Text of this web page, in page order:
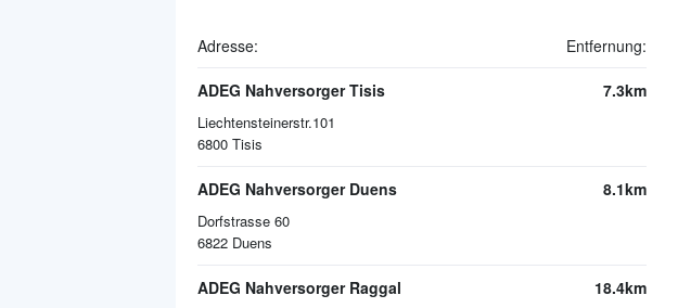
Adresse: Entfernung:
ADEG Nahversorger Tisis
Liechtensteinerstr.101
6800 Tisis
7.3km
ADEG Nahversorger Duens
Dorfstrasse 60
6822 Duens
8.1km
ADEG Nahversorger Raggal 18.4km